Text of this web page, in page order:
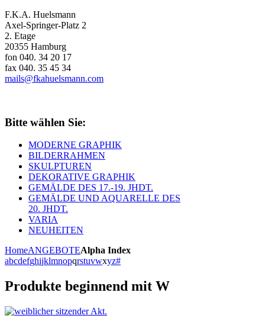
F.K.A. Huelsmann
Axel-Springer-Platz 2
2. Etage
20355 Hamburg
fon 040. 34 20 17
fax 040. 35 45 34
mails@fkahuelsmann.com
Bitte wählen Sie:
MODERNE GRAPHIK
BILDERRAHMEN
SKULPTUREN
DEKORATIVE GRAPHIK
GEMÄLDE DES 17.-19. JHDT.
GEMÄLDE UND AQUARELLE DES
20. JHDT.
VARIA
NEUHEITEN
HomeANGEBOTEAlpha Index
abcdefghijklmnopqrstuvwxyz#
Produkte beginnend mit W